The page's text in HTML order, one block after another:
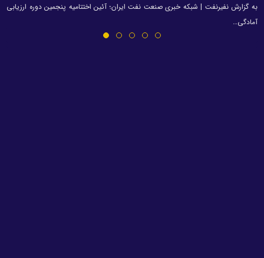
به گزارش نفیرنفت | شبکه خبری صنعت نفت ایران؛ آئین اختتامیه پنجمین دوره ارزیابی
آمادگی…